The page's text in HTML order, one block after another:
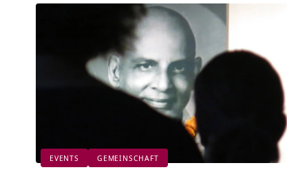
EVENTS GEMEINSCHAFT